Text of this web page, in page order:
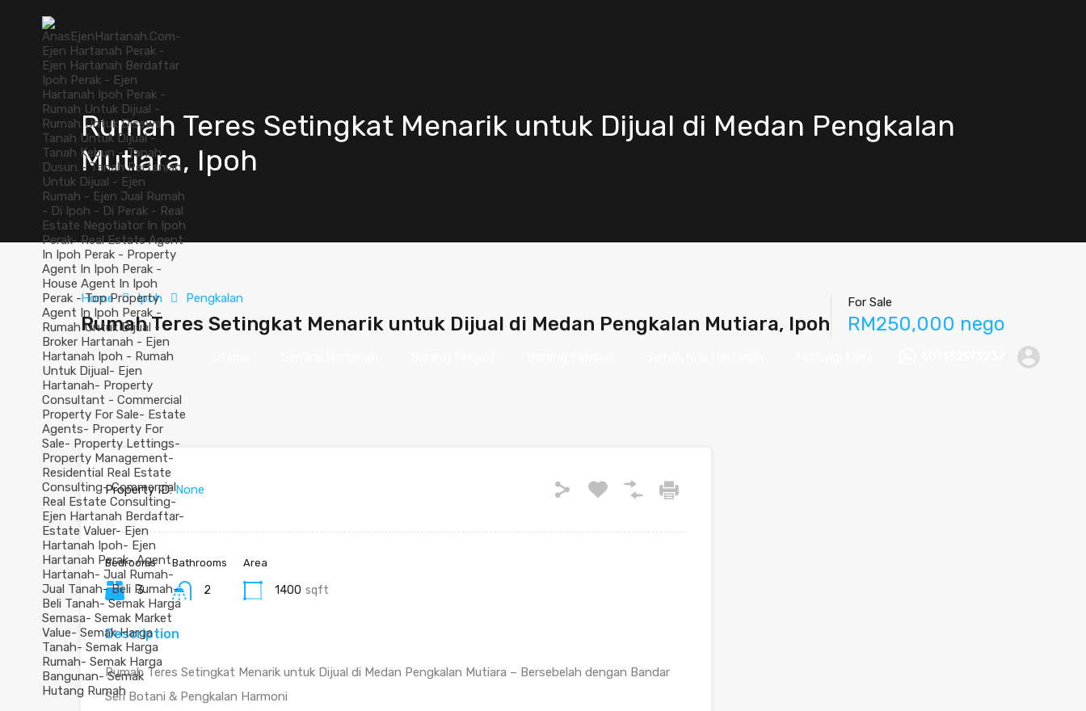
Rumah Teres Setingkat Menarik untuk Dijual di Medan Pengkalan
Mutiara, Ipoh
Home Ipoh Pengkalan
Rumah Teres Setingkat Menarik untuk Dijual di Medan Pengkalan Mutiara, Ipoh
For Sale
RM250,000 nego
Property ID:None
Bedrooms
3
Bathrooms
2
Area
1400 sqft
Description
Rumah Teres Setingkat Menarik untuk Dijual di Medan Pengkalan Mutiara – Bersebelah dengan Bandar
Seri Botani & Pengkalan Harmoni